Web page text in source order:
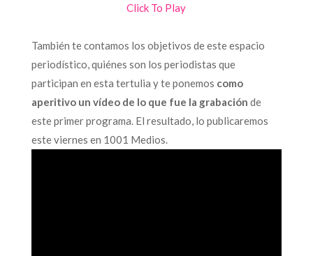
Click To Play
También te contamos los objetivos de este espacio
periodístico, quiénes son los periodistas que
participan en esta tertulia y te ponemos como
aperitivo un vídeo de lo que fue la grabación de
este primer programa. El resultado, lo publicaremos
este viernes en 1001 Medios.